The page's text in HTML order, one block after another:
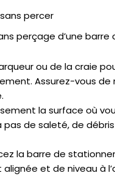
percer
perçage d’une
ou de la craie
Assurez-vous
la surface où
pas de saleté, de
la barre de
et de niveau à